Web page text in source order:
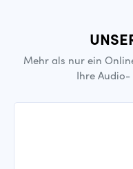
Mehr als nur ein
Ihre